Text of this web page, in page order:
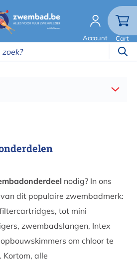
Account Cart
nodig? In ons
dit populaire zwembadmerk:
tot mini
zwembadslangen, Intex
om chloor te
Kortom, alle